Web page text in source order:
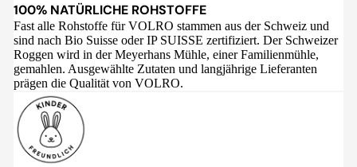
100% NATÜRLICHE ROHSTOFFE
Fast alle Rohstoffe für VOLRO stammen aus der Schweiz und
sind nach Bio Suisse oder IP SUISSE zertifiziert. Der Schweizer
Roggen wird in der Meyerhans Mühle, einer Familienmühle,
gemahlen. Ausgewählte Zutaten und langjährige Lieferanten
prägen die Qualität von VOLRO.